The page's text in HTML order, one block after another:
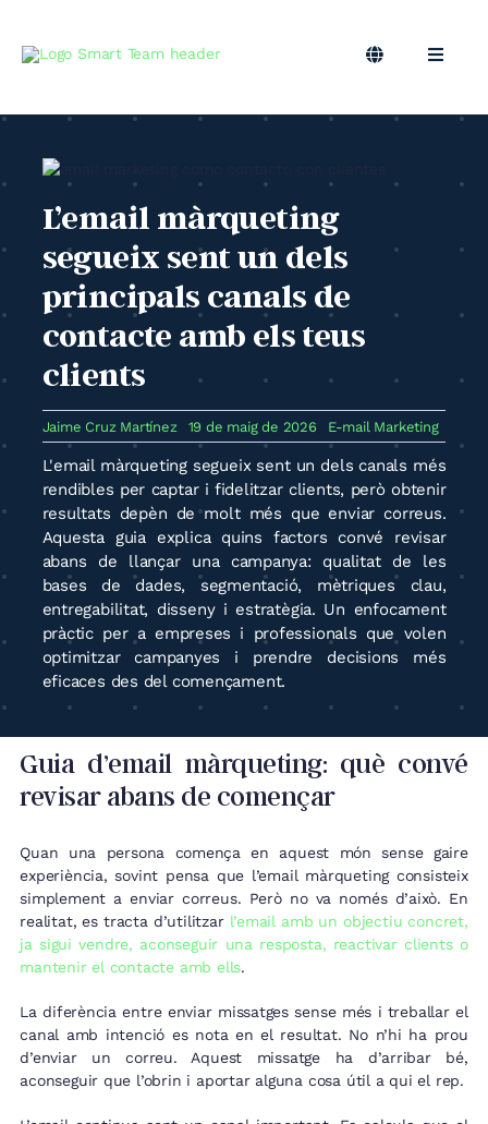
content
Toggle
CA
Toggle
Marqueting B2B
Màrqueting Outsourcing
Podcast
Bloc
L’email màrqueting
segueix sent un dels
principals canals de
contacte amb els teus
clients
Jaime Cruz Martínez 19 de maig de 2026 E-mail Marketing
L'email màrqueting segueix sent un dels canals més
rendibles per captar i fidelitzar clients, però obtenir
resultats depèn de molt més que enviar correus.
Aquesta guia explica quins factors convé revisar
abans de llançar una campanya: qualitat de les
bases de dades, segmentació, mètriques clau,
entregabilitat, disseny i estratègia. Un enfocament
pràctic per a empreses i professionals que volen
optimitzar campanyes i prendre decisions més
eficaces des del començament.
Guia d’email màrqueting: què convé
revisar abans de començar
Quan una persona comença en aquest món sense gaire
experiència, sovint pensa que l’email màrqueting consisteix
simplement a enviar correus. Però no va només d’això. En
realitat, es tracta d’utilitzar l’email amb un objectiu concret,
ja sigui vendre, aconseguir una resposta, reactivar clients o
mantenir el contacte amb ells.
La diferència entre enviar missatges sense més i treballar el
canal amb intenció es nota en el resultat. No n’hi ha prou
d’enviar un correu. Aquest missatge ha d’arribar bé,
aconseguir que l’obrin i aportar alguna cosa útil a qui el rep.